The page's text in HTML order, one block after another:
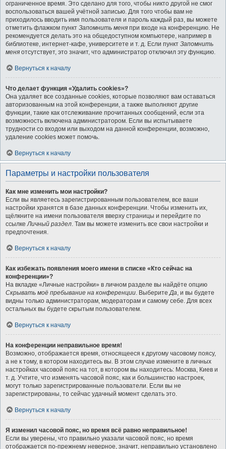
ограниченное время. Это сделано для того, чтобы никто другой не смог
воспользоваться вашей учётной записью. Для того чтобы вам не
приходилось вводить имя пользователя и пароль каждый раз, вы можете
отметить флажком пункт Запомнить меня при входе на конференцию. Не
рекомендуется делать это на общедоступном компьютере, например в
библиотеке, интернет-кафе, университете и т. д. Если пункт Запомнить
меня отсутствует, это значит, что администратор отключил эту функцию.
Вернуться к началу
Что делает функция «Удалить cookies»?
Она удаляет все созданные cookies, которые позволяют вам оставаться
авторизованным на этой конференции, а также выполняют другие
функции, такие как отслеживание прочитанных сообщений, если эта
возможность включена администратором. Если вы испытываете
трудности со входом или выходом на данной конференции, возможно,
удаление cookies может помочь.
Вернуться к началу
Параметры и настройки пользователя
Как мне изменить мои настройки?
Если вы являетесь зарегистрированным пользователем, все ваши
настройки хранятся в базе данных конференции. Чтобы изменить их,
щёлкните на имени пользователя вверху страницы и перейдите по
ссылкеЛичный раздел. Там вы можете изменить все свои настройки и
предпочтения.
Вернуться к началу
Как избежать появления моего имени в списке «Кто сейчас на
конференции»?
На вкладке «Личные настройки» в личном разделе вы найдёте опцию
Скрывать моё пребывание на конференции. ВыберитеДа, и вы будете
видны только администраторам, модераторам и самому себе. Для всех
остальных вы будете скрытым пользователем.
Вернуться к началу
На конференции неправильное время!
Возможно, отображается время, относящееся к другому часовому поясу,
а не к тому, в котором находитесь вы. В этом случае измените в личных
настройках часовой пояс на тот, в котором вы находитесь: Москва, Киев и
т. д. Учтите, что изменять часовой пояс, как и большинство настроек,
могут только зарегистрированные пользователи. Если вы не
зарегистрированы, то сейчас удачный момент сделать это.
Вернуться к началу
Я изменил часовой пояс, но время всё равно неправильное!
Если вы уверены, что правильно указали часовой пояс, но время
отображается по-прежнему неверное, значит, неправильно установлено